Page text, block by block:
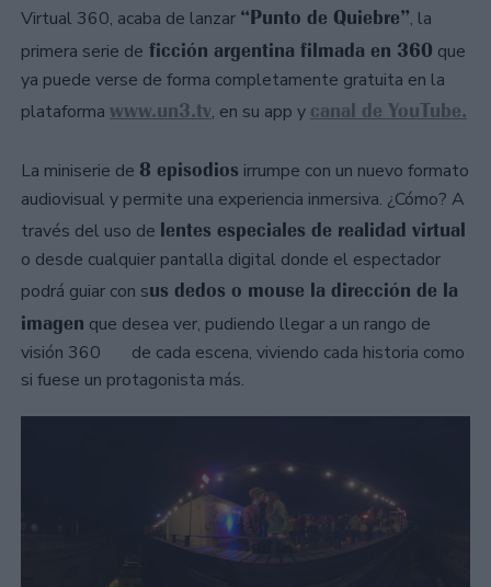
Virtual 360, acaba de lanzar “Punto de Quiebre”, la
primera serie de ficción argentina filmada en 360 que
ya puede verse de forma completamente gratuita en la
plataforma www.un3.tv, en su app y canal de YouTube.
La miniserie de 8 episodios irrumpe con un nuevo formato
audiovisual y permite una experiencia inmersiva. ¿Cómo? A
través del uso de lentes especiales de realidad virtual
o desde cualquier pantalla digital donde el espectador
podrá guiar con sus dedos o mouse la dirección de la
imagen que desea ver, pudiendo llegar a un rango de
visión 360 de cada escena, viviendo cada historia como
si fuese un protagonista más.